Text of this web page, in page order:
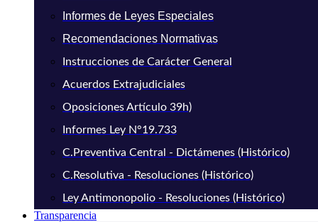
Informes de Leyes Especiales
Recomendaciones Normativas
Instrucciones de Carácter General
Acuerdos Extrajudiciales
Oposiciones Artículo 39h)
Informes Ley N°19.733
C.Preventiva Central - Dictámenes (Histórico)
C.Resolutiva - Resoluciones (Histórico)
Ley Antimonopolio - Resoluciones (Histórico)
Transparencia